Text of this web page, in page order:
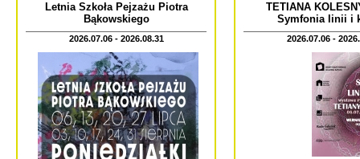
Letnia Szkoła Pejzażu Piotra
Bąkowskiego
2026.07.06 - 2026.08.31
TETIANA
Symfonia linii i
2026.07.06 -